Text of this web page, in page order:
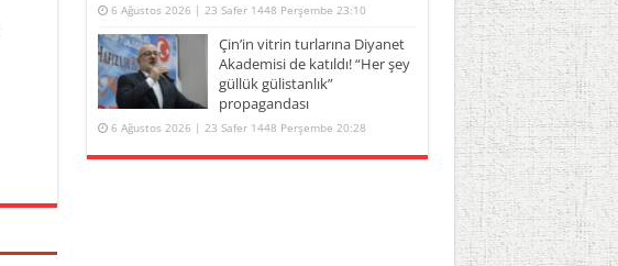
6 Ağustos 2026 | 23 Safer 1448 Perşembe 23:10
Çin’in vitrin turlarına Diyanet
Akademisi de katıldı! “Her şey
güllük gülistanlık”
propagandası
6 Ağustos 2026 | 23 Safer 1448 Perşembe 20:28